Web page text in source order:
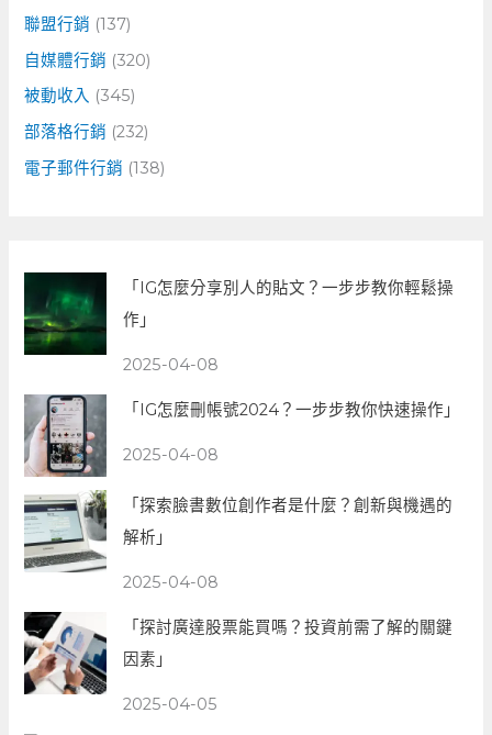
聯盟行銷 (137)
自媒體行銷 (320)
被動收入 (345)
部落格行銷 (232)
電子郵件行銷 (138)
「IG怎麼分享別人的貼文？一步步教你輕鬆操
作」
2025-04-08
「IG怎麼刪帳號2024？一步步教你快速操作」
2025-04-08
「探索臉書數位創作者是什麼？創新與機遇的
解析」
2025-04-08
「探討廣達股票能買嗎？投資前需了解的關鍵
因素」
2025-04-05